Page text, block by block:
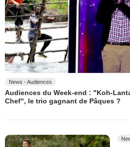
News - Audiences
Audiences du Week-end : "Koh-
Chef", le trio gagnant de Pâques ?